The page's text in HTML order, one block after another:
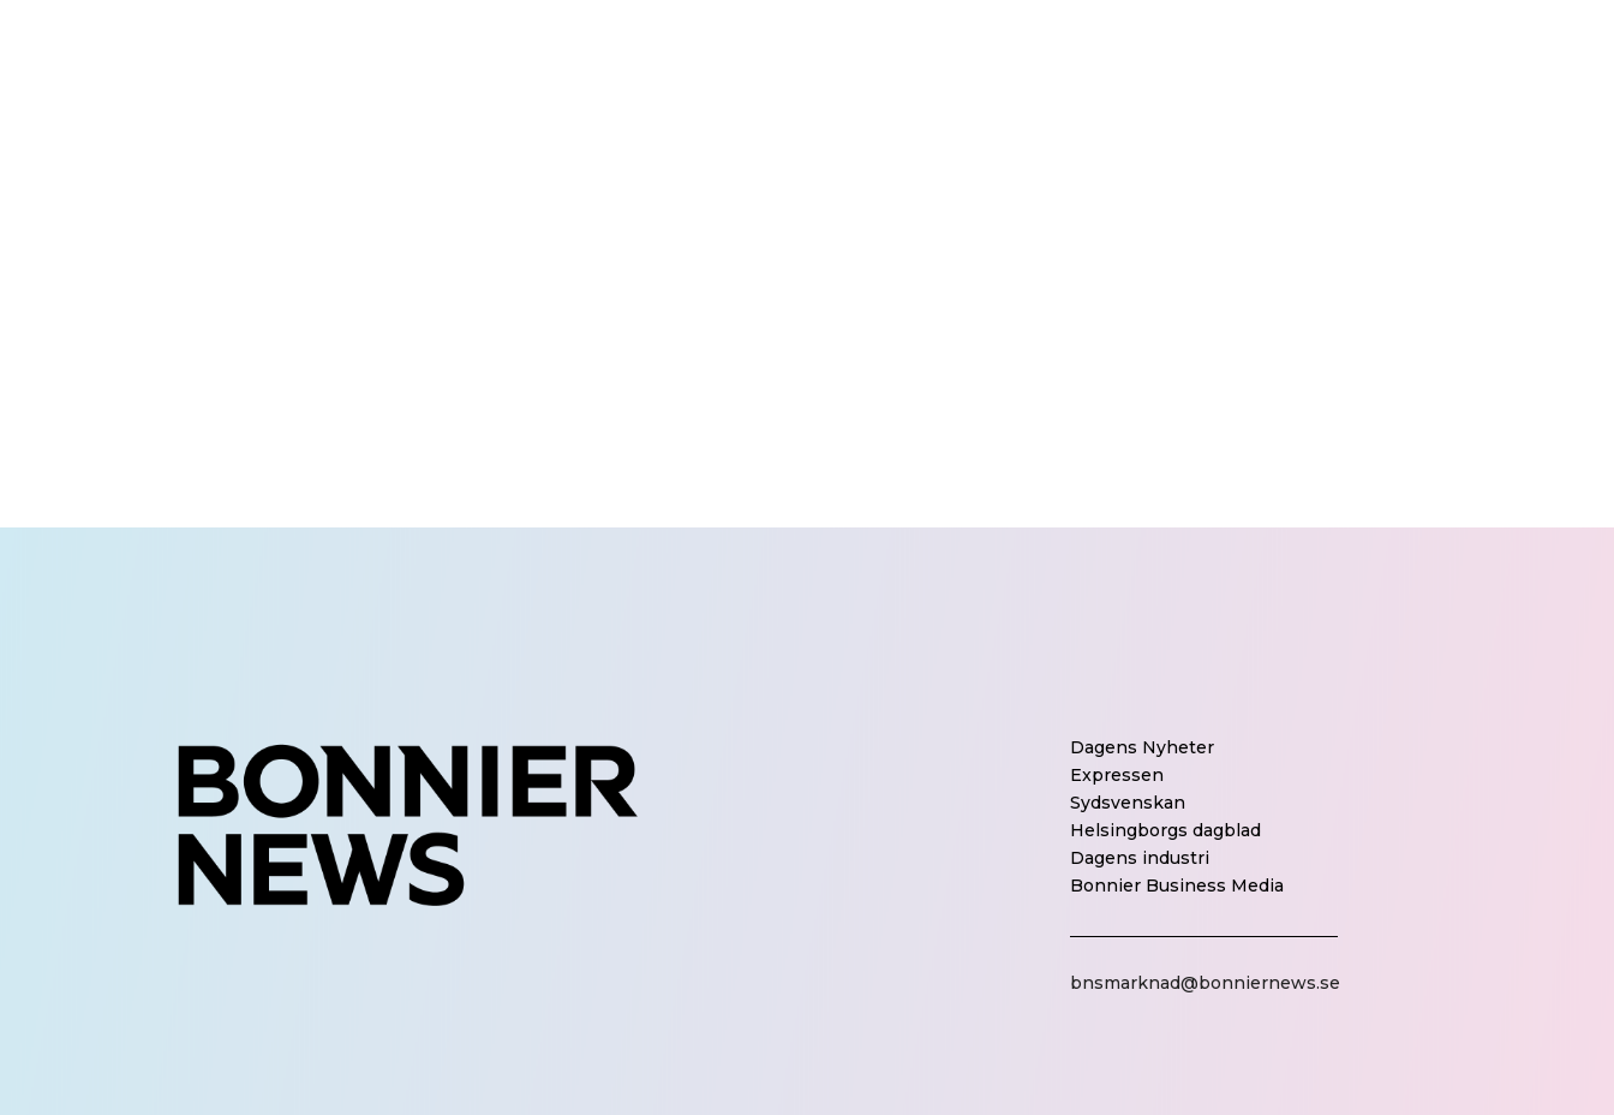
Dagens Nyheter
Expressen
Sydsvenskan
Helsingborgs dagblad
Dagens industri
Bonnier Business Media
bnsmarknad@bonniernews.se